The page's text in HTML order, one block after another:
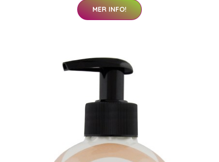
MER INFO!